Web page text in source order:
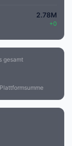
2.78M
+0
gesamt